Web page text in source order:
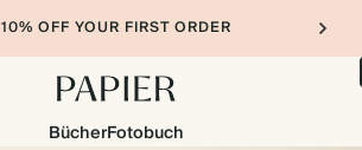
10% OFF YOUR FIRST ORDER
BücherFotobuch